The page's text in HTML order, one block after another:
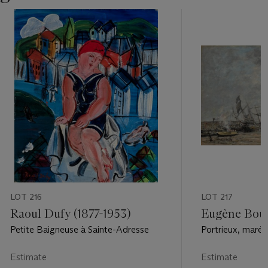
LOT 216
Raoul Dufy (1877-1953)
Petite Baigneuse à Sainte-Adresse
Estimate
LOT 217
Eugène
Portrieux,
Estimate